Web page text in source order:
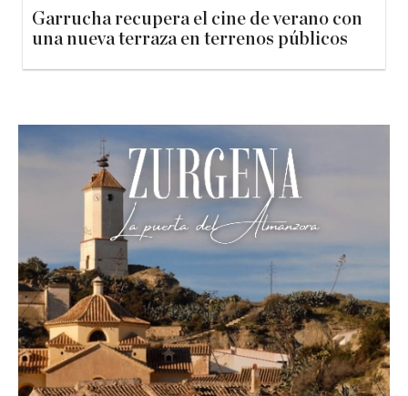
Garrucha recupera el cine de verano con
una nueva terraza en terrenos públicos